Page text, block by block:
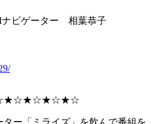
ナビゲーター 相葉恭子
ー「ミライズ」を飲んで番組を